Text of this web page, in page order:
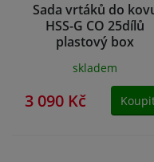
Sada vrtáků do
HSS-G CO 25dílů
plastový box
skladem
3 090 Kč